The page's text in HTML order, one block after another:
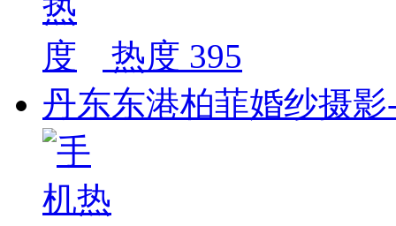
热度 395
丹东东港柏菲婚纱摄